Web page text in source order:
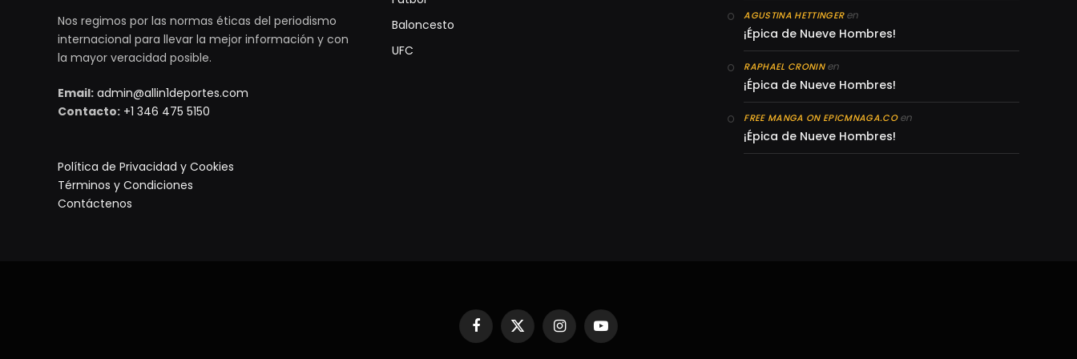
Nos regimos por las normas éticas del periodismo
internacional para llevar la mejor información y con
la mayor veracidad posible.
Email: admin@allin1deportes.com
Contacto: +1 346 475 5150
Política de Privacidad y Cookies
Términos y Condiciones
Contáctenos
Baloncesto
UFC
AGUSTINA HETTINGERen
¡Épica de Nueve Hombres!
RAPHAEL CRONINen
¡Épica de Nueve Hombres!
FREE MANGA ON EPICMNAGA.COen
¡Épica de Nueve Hombres!
Facebook
X
(Twitter)
InstagramYouTube